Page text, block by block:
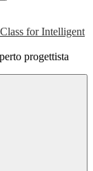
for Intelligent
progettista